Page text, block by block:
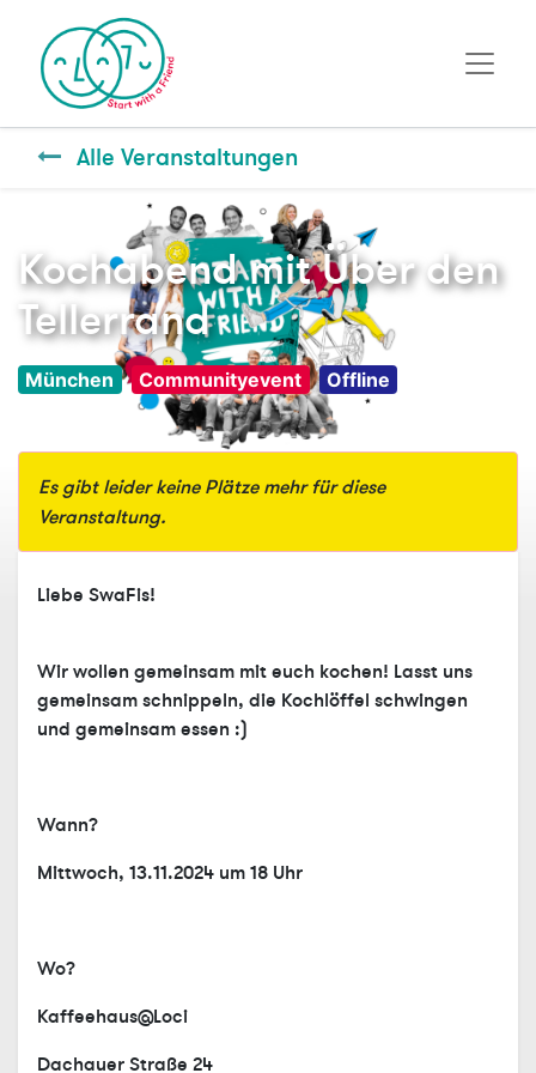
Alle Veranstaltungen
Kochabend mit Über den
Tellerrand
München Communityevent Offline
Es gibt leider keine Plätze mehr für diese
Veranstaltung.
Liebe SwaFis!
Wir wollen gemeinsam mit euch kochen! Lasst uns
gemeinsam schnippeln, die Kochlöffel schwingen
und gemeinsam essen :)
Wann?
Mittwoch, 13.11.2024 um 18 Uhr
Wo?
Kaffeehaus@Loci
Dachauer Straße 24